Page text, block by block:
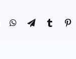
WhatsApp
TelegramTumblr